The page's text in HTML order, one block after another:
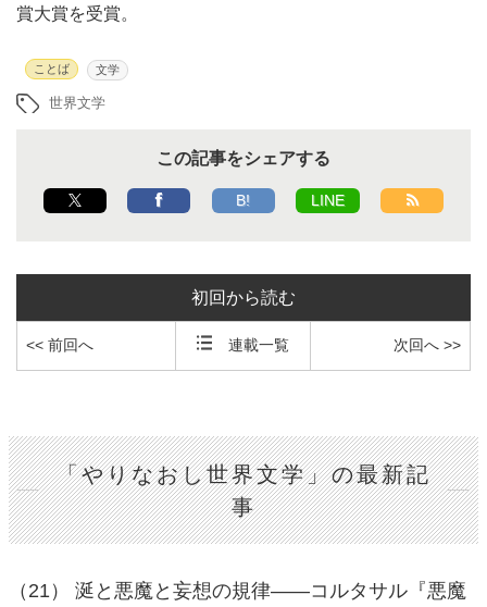
賞大賞を受賞。
ことば 文学
世界文学
この記事をシェアする
B! LINE
初回から読む
<< 前回へ 連載一覧 次回へ >>
「やりなおし世界文学」の最新記
事
（21） 涎と悪魔と妄想の規律――コルタサル『悪魔